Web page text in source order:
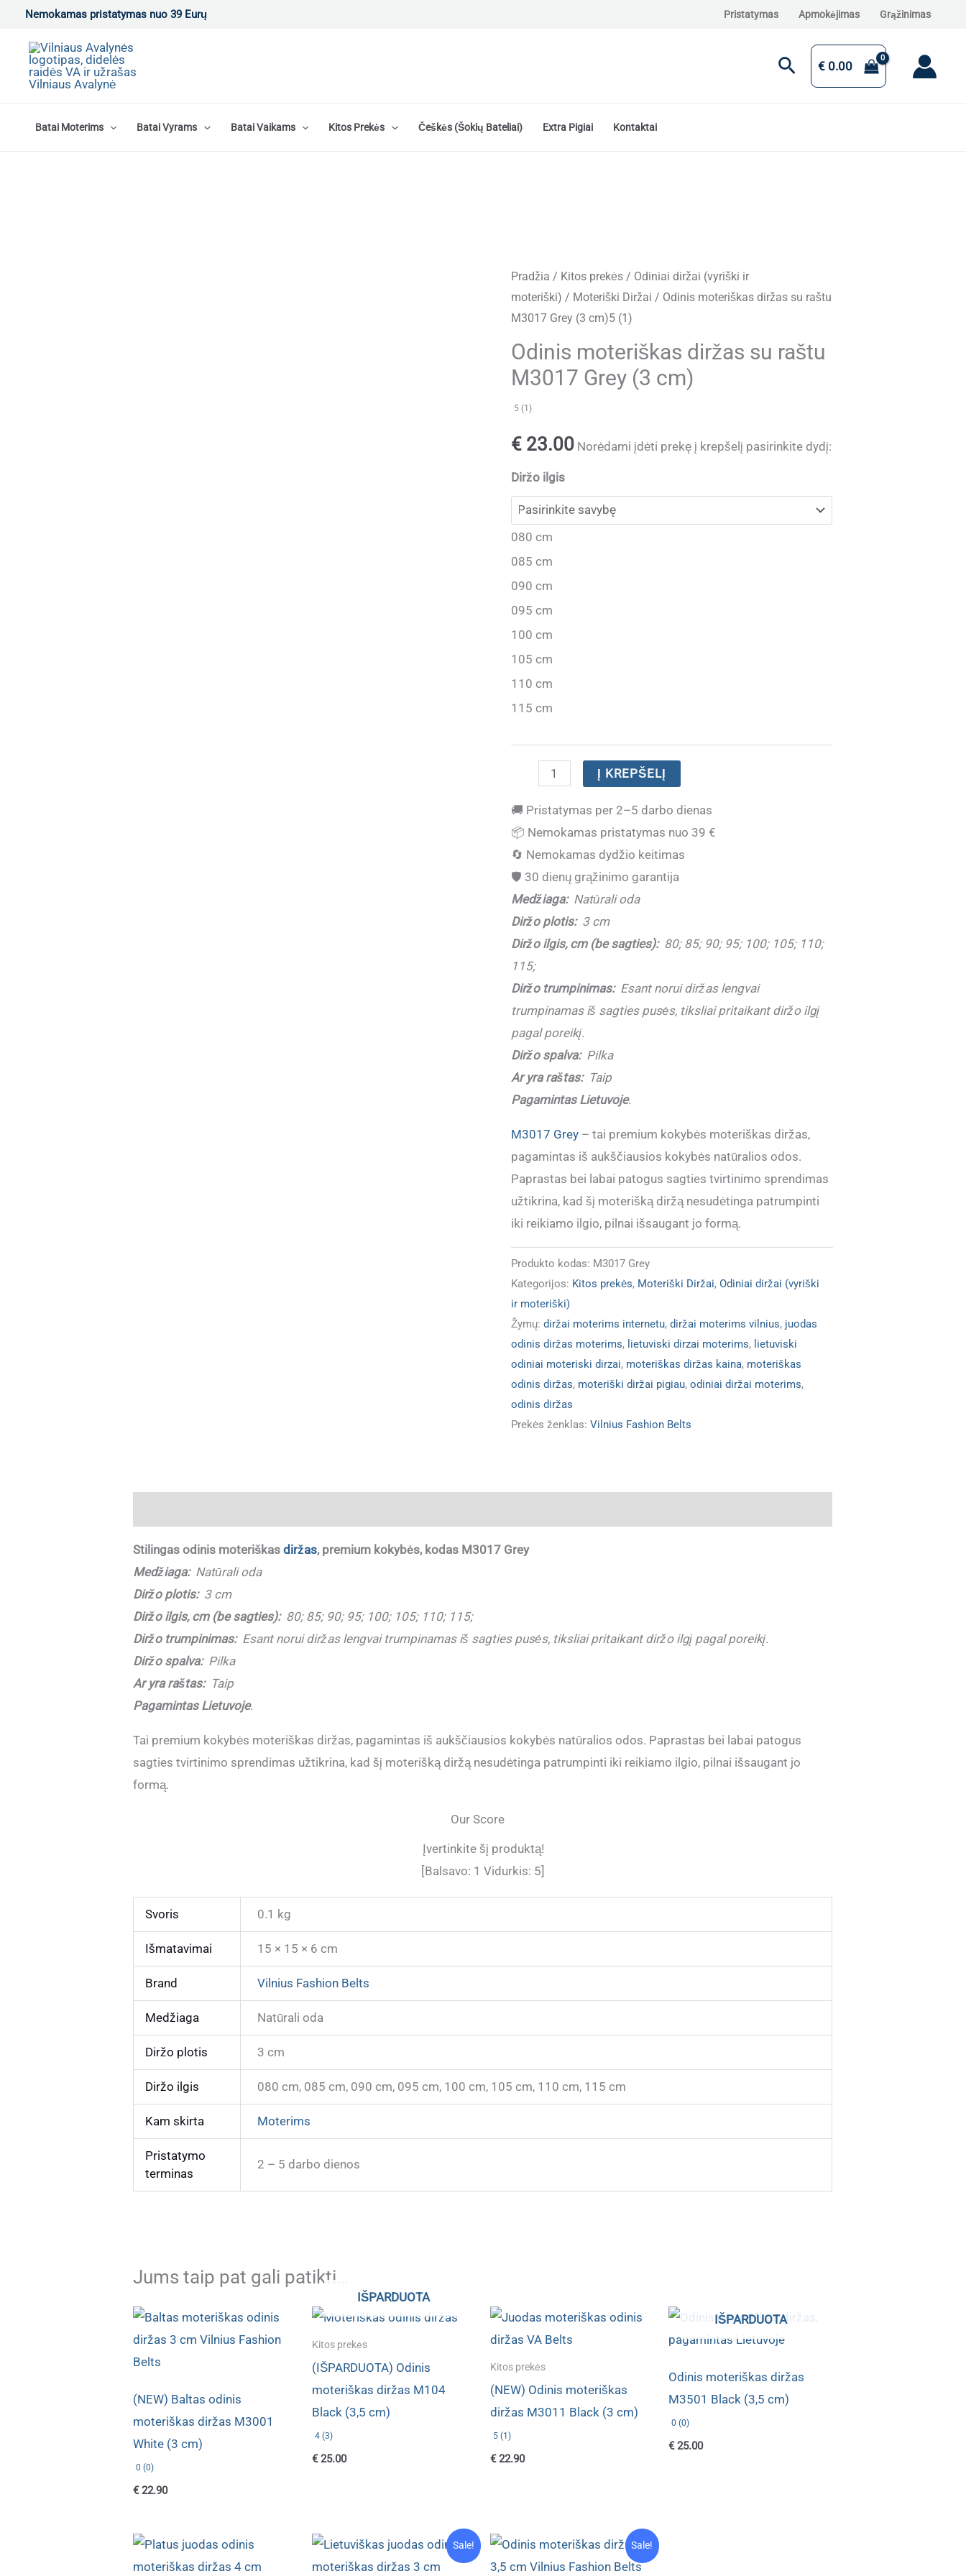
Pereiti
turinio
Nemokamas pristatymas nuo 39 Eurų Pristatymas Apmokėjimas Grąžinimas
Paieška
€0.00
Batai Moterims Batai Vyrams Batai Vaikams Kitos Prekės Češkės (šokių Bateliai) Extra Pigiai Kontaktai
Pradžia / Kitos prekės/ Odiniai diržai (vyriški ir
moteriški) / Moteriški Diržai / Odinis moteriškas diržas su raštu
M3017 Grey (3 cm)5 (1)
Odinis moteriškas diržas su raštu
M3017 Grey (3 cm)
5 (1)
€23.00 Norėdami įdėti prekę į krepšelį pasirinkite dydį:
Diržo ilgis
080 cm
085 cm
090 cm
095 cm
100 cm
105 cm
110 cm
115 cm
produkto
Odinis
moteriškas
diržas
su
raštu
M3017
Grey
(3
cm)
Į KREPŠELĮ
🚚 Pristatymas per 2–5 darbo dienas
📦 Nemokamas pristatymas nuo 39 €
🔄 Nemokamas dydžio keitimas
🛡️ 30 dienų grąžinimo garantija
Medžiaga: Natūrali oda
Diržo plotis:3 cm
Diržo ilgis, cm (be sagties):80; 85; 90; 95; 100; 105; 110;
115;
Diržo trumpinimas:Esant norui diržas lengvai
trumpinamas iš sagties pusės, tiksliai pritaikant diržo ilgį
pagal poreikį.
Diržo spalva:Pilka
Ar yra raštas:Taip
Pagamintas Lietuvoje.
M3017 Grey– tai premium kokybės moteriškas diržas,
pagamintas iš aukščiausios kokybės natūralios odos.
Paprastas bei labai patogus sagties tvirtinimo sprendimas
užtikrina, kad šį moterišką diržą nesudėtinga patrumpinti
iki reikiamo ilgio, pilnai išsaugant jo formą.
Produkto kodas: M3017 Grey
Kategorijos: Kitos prekės, Moteriški Diržai, Odiniai diržai (vyriški
ir moteriški)
Žymų: diržai moterims internetu, diržai moterims vilnius, juodas
odinis diržas moterims, lietuviski dirzai moterims, lietuviski
odiniai moteriski dirzai, moteriškas diržas kaina, moteriškas
odinis diržas, moteriški diržai pigiau, odiniai diržai moterims,
odinis diržas
Prekės ženklas: Vilnius Fashion Belts
Stilingas odinis moteriškasdiržas, premium kokybės, kodas M3017 Grey
Medžiaga: Natūrali oda
Diržo plotis:3 cm
Diržo ilgis, cm (be sagties):80; 85; 90; 95; 100; 105; 110; 115;
Diržo trumpinimas:Esant norui diržas lengvai trumpinamas iš sagties pusės, tiksliai pritaikant diržo ilgį pagal poreikį.
Diržo spalva:Pilka
Ar yra raštas:Taip
Pagamintas Lietuvoje.
Tai premium kokybės moteriškas diržas, pagamintas iš aukščiausios kokybės natūralios odos. Paprastas bei labai patogus
sagties tvirtinimo sprendimas užtikrina, kad šį moterišką diržą nesudėtinga patrumpinti iki reikiamo ilgio, pilnai išsaugant jo
formą.
Our Score
Įvertinkite šį produktą!
[Balsavo: 1 Vidurkis: 5]
Svoris 0.1 kg
Išmatavimai 15 × 15 × 6 cm
Brand Vilnius Fashion Belts
Medžiaga Natūrali oda
Diržo plotis 3 cm
Diržo ilgis 080 cm, 085 cm, 090 cm, 095 cm, 100 cm, 105 cm, 110 cm, 115 cm
Kam skirta Moterims
Pristatymo
terminas
2 – 5 darbo dienos
Jums taip pat gali patikti…
(NEW) Baltas odinis
moteriškas diržas M3001
White (3 cm)
0 (0)
€22.90
IŠPARDUOTA
Kitos prekės
(IŠPARDUOTA) Odinis
moteriškas diržas M104
Black (3,5 cm)
4 (3)
€25.00
Kitos prekės
(NEW) Odinis moteriškas
diržas M3011 Black (3 cm)
5 (1)
€22.90
IŠPARDUOTA
Odinis moteriškas diržas
M3501 Black (3,5 cm)
0 (0)
€25.00
Sale! Sale!